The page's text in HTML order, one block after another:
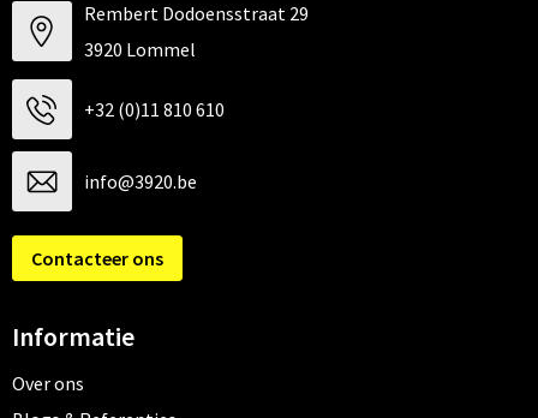
Rembert Dodoensstraat 29
3920 Lommel
+32 (0)11 810 610
info@3920.be
Contacteer ons
Informatie
Over ons